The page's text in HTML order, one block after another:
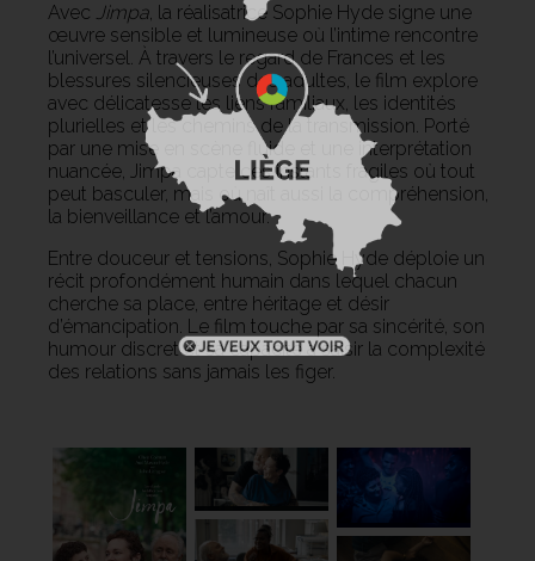
Avec Jimpa, la réalisatrice Sophie Hyde signe une
œuvre sensible et lumineuse où l’intime rencontre
l’universel. À travers le regard de Frances et les
blessures silencieuses des adultes, le film explore
avec délicatesse les liens familiaux, les identités
plurielles et les chemins de la transmission. Porté
par une mise en scène fluide et une interprétation
nuancée, Jimpa capte ces instants fragiles où tout
peut basculer, mais où naît aussi la compréhension,
la bienveillance et l’amour.
Entre douceur et tensions, Sophie Hyde déploie un
récit profondément humain dans lequel chacun
cherche sa place, entre héritage et désir
d’émancipation. Le film touche par sa sincérité, son
humour discret et sa capacité à saisir la complexité
des relations sans jamais les figer.